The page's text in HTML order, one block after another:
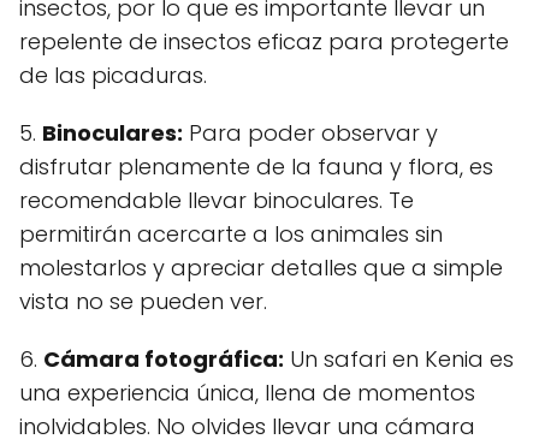
insectos, por lo que es importante llevar un
repelente de insectos eficaz para protegerte
de las picaduras.
5. Binoculares: Para poder observar y
disfrutar plenamente de la fauna y flora, es
recomendable llevar binoculares. Te
permitirán acercarte a los animales sin
molestarlos y apreciar detalles que a simple
vista no se pueden ver.
6. Cámara fotográfica: Un safari en Kenia es
una experiencia única, llena de momentos
inolvidables. No olvides llevar una cámara